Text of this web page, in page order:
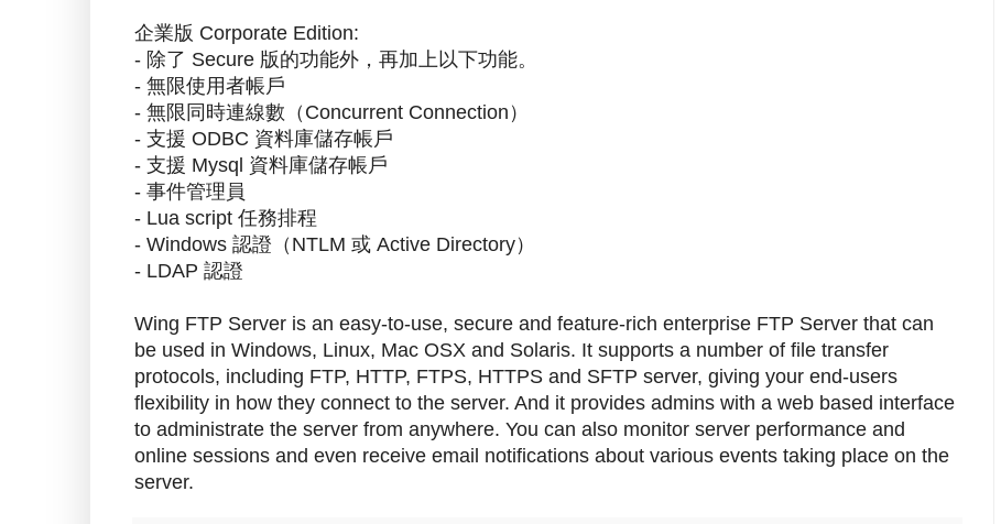
企業版 Corporate Edition:
- 除了 Secure 版的功能外，再加上以下功能。
- 無限使用者帳戶
- 無限同時連線數（Concurrent Connection）
- 支援 ODBC 資料庫儲存帳戶
- 支援 Mysql 資料庫儲存帳戶
- 事件管理員
- Lua script 任務排程
- Windows 認證（NTLM 或 Active Directory）
- LDAP 認證
Wing FTP Server is an easy-to-use, secure and feature-rich enterprise FTP Server that can
be used in Windows, Linux, Mac OSX and Solaris. It supports a number of file transfer
protocols, including FTP, HTTP, FTPS, HTTPS and SFTP server, giving your end-users
flexibility in how they connect to the server. And it provides admins with a web based interface
to administrate the server from anywhere. You can also monitor server performance and
online sessions and even receive email notifications about various events taking place on the
server.